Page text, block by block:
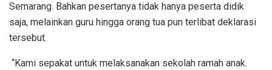
Semarang. Bahkan pesertanya tidak hanya peserta didik
saja, melainkan guru hingga orang tua pun terlibat deklarasi
tersebut.
“Kami sepakat untuk melaksanakan sekolah ramah anak.